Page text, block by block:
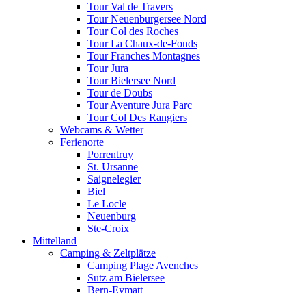
Tour Val de Travers
Tour Neuenburgersee Nord
Tour Col des Roches
Tour La Chaux-de-Fonds
Tour Franches Montagnes
Tour Jura
Tour Bielersee Nord
Tour de Doubs
Tour Aventure Jura Parc
Tour Col Des Rangiers
Webcams & Wetter
Ferienorte
Porrentruy
St. Ursanne
Saignelegier
Biel
Le Locle
Neuenburg
Ste-Croix
Mittelland
Camping & Zeltplätze
Camping Plage Avenches
Sutz am Bielersee
Bern-Eymatt